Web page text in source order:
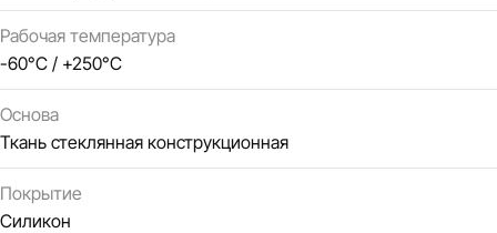
Рабочая температура
-60°C / +250°C
Основа
Ткань стеклянная конструкционная
Покрытие
Силикон